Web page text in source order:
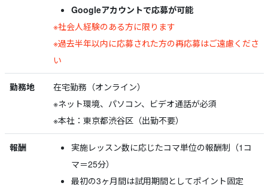
Googleアカウントで応募が可能
※社会人経験のある方に限ります
※過去半年以内に応募された方の再応募はご遠慮くださ
い
勤務地
在宅勤務（オンライン）
※ネット環境、パソコン、ビデオ通話が必須
※本社：東京都渋谷区（出勤不要）
報酬
実施レッスン数に応じたコマ単位の報酬制（1コ
マ＝25分）
最初の3ヶ月間は試用期間としてポイント固定